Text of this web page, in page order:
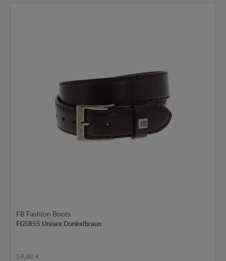
FB Fashion Boots
FG5855 Unisex Dunkelbraun
59,00 €